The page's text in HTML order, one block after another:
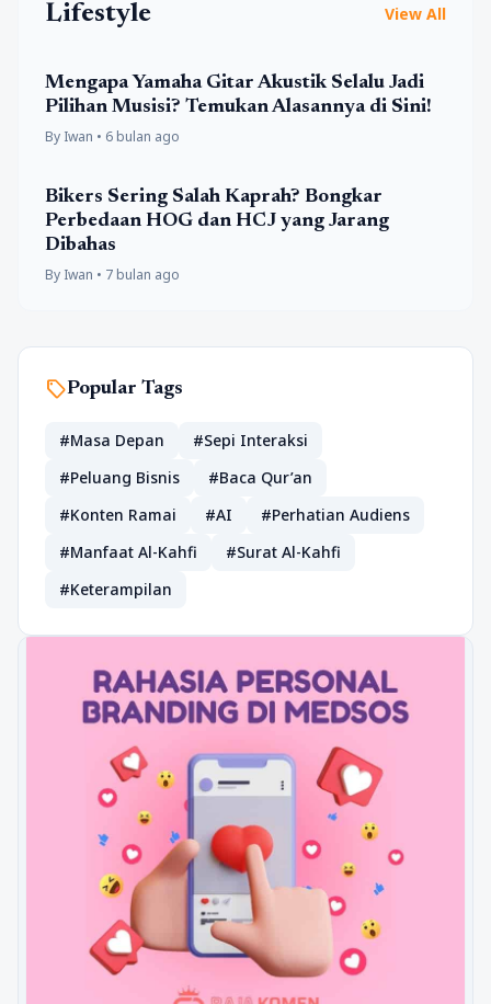
Lifestyle View All
Mengapa Yamaha Gitar Akustik Selalu Jadi
Pilihan Musisi? Temukan Alasannya di Sini!
By Iwan • 6 bulan ago
Bikers Sering Salah Kaprah? Bongkar
Perbedaan HOG dan HCJ yang Jarang
Dibahas
By Iwan • 7 bulan ago
sellPopular Tags
#Masa Depan
#Sepi Interaksi
#Peluang Bisnis
#Baca Qur’an
#Konten Ramai
#AI
#Perhatian Audiens
#Manfaat Al-Kahfi
#Surat Al-Kahfi
#Keterampilan